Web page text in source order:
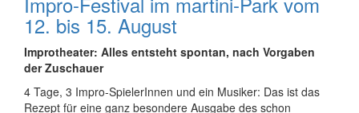
12. bis 15. August
Improtheater: Alles entsteht spontan, nach Vorgaben
der Zuschauer
4 Tage, 3 Impro-SpielerInnen und ein Musiker: Das ist das
Rezept für eine ganz besondere Ausgabe des schon